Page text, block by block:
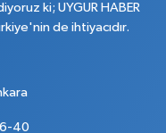
ki; UYGUR HABER
de ihtiyacıdır.
40